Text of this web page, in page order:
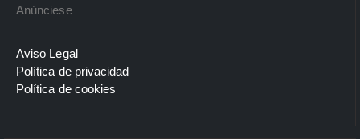
Anúnciese
Aviso Legal
Política de privacidad
Política de cookies